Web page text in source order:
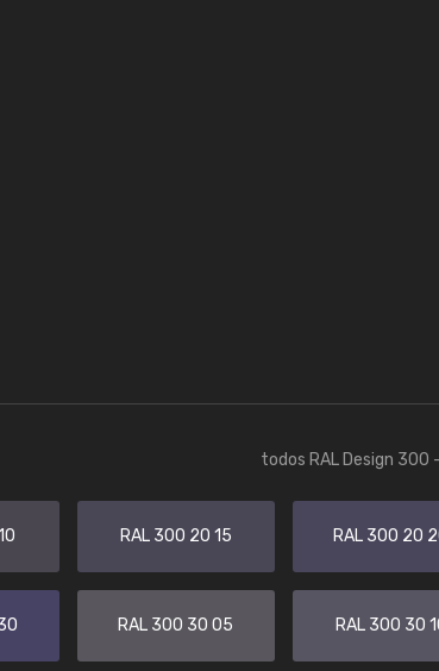
todos RAL Design 300
RAL 300 20 15 RAL 300 20
RAL 300 30 05 RAL 300 30